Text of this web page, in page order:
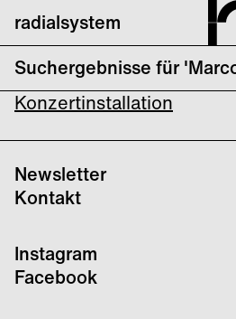
radialsystem
Suchergebnisse für
Rebecca Saunders:
Konzertinstallation
Newsletter
Kontakt
Instagram
Facebook